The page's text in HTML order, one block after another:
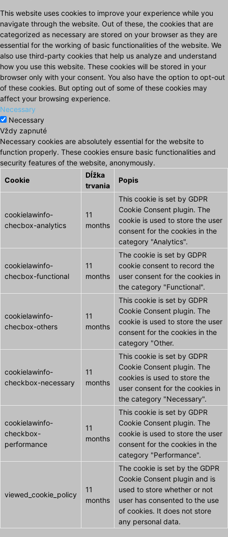
This website uses cookies to improve your experience while you
navigate through the website. Out of these, the cookies that are
categorized as necessary are stored on your browser as they are
essential for the working of basic functionalities of the website. We
also use third-party cookies that help us analyze and understand
how you use this website. These cookies will be stored in your
browser only with your consent. You also have the option to opt-out
of these cookies. But opting out of some of these cookies may
affect your browsing experience.
Necessary
Necessary
Vždy zapnuté
Necessary cookies are absolutely essential for the website to
function properly. These cookies ensure basic functionalities and
security features of the website, anonymously.
Cookie
Dĺžka
trvania
Popis
cookielawinfo-
checbox-analytics
11
months
This cookie is set by GDPR
Cookie Consent plugin. The
cookie is used to store the user
consent for the cookies in the
category "Analytics".
cookielawinfo-
checbox-functional
11
months
The cookie is set by GDPR
cookie consent to record the
user consent for the cookies in
the category "Functional".
cookielawinfo-
checbox-others
11
months
This cookie is set by GDPR
Cookie Consent plugin. The
cookie is used to store the user
consent for the cookies in the
category "Other.
cookielawinfo-
checkbox-necessary
11
months
This cookie is set by GDPR
Cookie Consent plugin. The
cookies is used to store the
user consent for the cookies in
the category "Necessary".
cookielawinfo-
checkbox-
performance
11
months
This cookie is set by GDPR
Cookie Consent plugin. The
cookie is used to store the user
consent for the cookies in the
category "Performance".
viewed_cookie_policy
11
months
The cookie is set by the GDPR
Cookie Consent plugin and is
used to store whether or not
user has consented to the use
of cookies. It does not store
any personal data.